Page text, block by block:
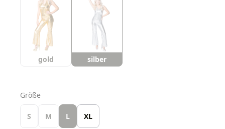
gold silber
Größe
S M L XL